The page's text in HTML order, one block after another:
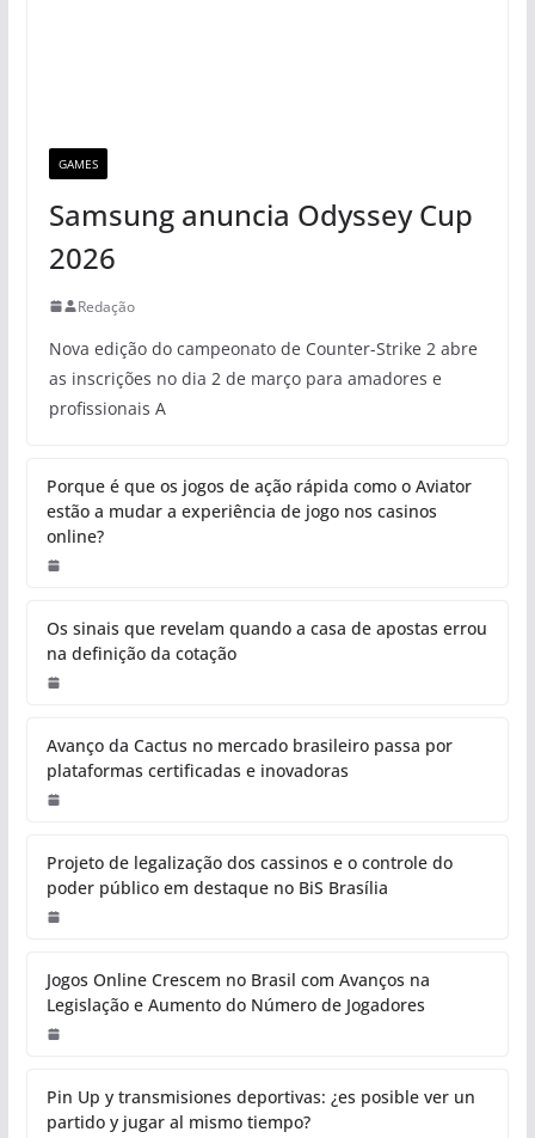
GAMES
Samsung anuncia Odyssey Cup
2026
Redação
Nova edição do campeonato de Counter-Strike 2 abre
as inscrições no dia 2 de março para amadores e
profissionais A
Porque é que os jogos de ação rápida como o Aviator
estão a mudar a experiência de jogo nos casinos
online?
Os sinais que revelam quando a casa de apostas errou
na definição da cotação
Avanço da Cactus no mercado brasileiro passa por
plataformas certificadas e inovadoras
Projeto de legalização dos cassinos e o controle do
poder público em destaque no BiS Brasília
Jogos Online Crescem no Brasil com Avanços na
Legislação e Aumento do Número de Jogadores
Pin Up y transmisiones deportivas: ¿es posible ver un
partido y jugar al mismo tiempo?